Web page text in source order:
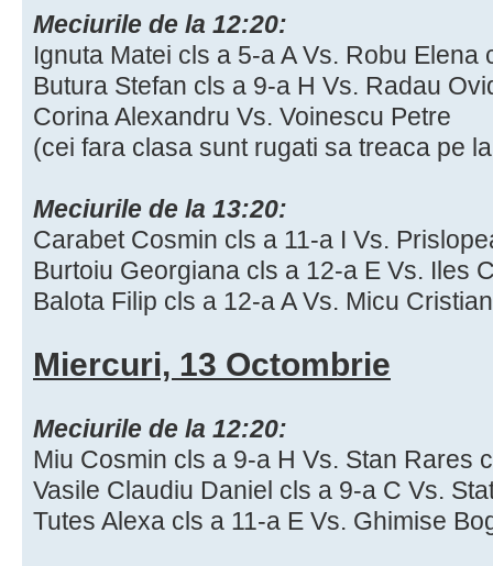
Meciurile de la 12:20:
Ignuta Matei cls a 5-a A Vs. Robu Elena
Butura Stefan cls a 9-a H Vs. Radau
Corina Alexandru Vs. Voinescu Petre
(cei fara clasa sunt rugati sa treaca pe
Meciurile de la 13:20:
Carabet Cosmin cls a 11-a I Vs.
Burtoiu Georgiana cls a 12-a E Vs. Iles
Balota Filip cls a 12-a A Vs. Micu
Miercuri, 13 Octombrie
Meciurile de la 12:20:
Miu Cosmin cls a 9-a H Vs. Stan Rares
Vasile Claudiu Daniel cls a 9-a C Vs.
Tutes Alexa cls a 11-a E Vs. Ghimise